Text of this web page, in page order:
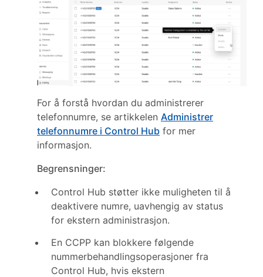
For å forstå hvordan du administrerer
telefonnumre, se artikkelen Administrer
telefonnumre i Control Hub for mer
informasjon.
Begrensninger:
Control Hub støtter ikke muligheten til å
deaktivere numre, uavhengig av status
for ekstern administrasjon.
En CCPP kan blokkere følgende
nummerbehandlingsoperasjoner fra
Control Hub, hvis ekstern